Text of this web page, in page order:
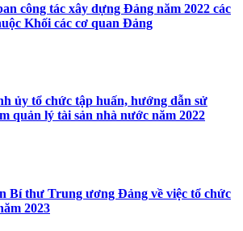
công tác xây dựng Đảng năm 2022 các
Khối các cơ quan Đảng
ủy tổ chức tập huấn, hướng dẫn sử
quản lý tài sản nhà nước năm 2022
Bí thư Trung ương Đảng về việc tổ chức
2023